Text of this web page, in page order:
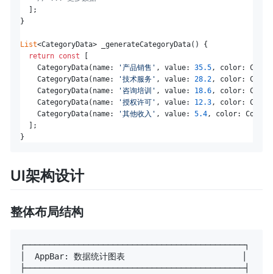
  ];
}
List<CategoryData> _generateCategoryData() {
return const
    CategoryData(name:
'产品销售' , value: 35.5, color:
    CategoryData(name:
'技术服务' , value: 28.2, color:
    CategoryData(name:
'咨询培训' , value: 18.6, color:
    CategoryData(name:
'授权许可' , value: 12.3, color:
    CategoryData(name:
'其他收入' , value: 5.4, color: Color(
  ];
UI架构设计
整体布局结构
┌─────────────────────────────────────────────┐
│  AppBar: 数据统计图表                        │
├─────────────────────────────────────────────┤